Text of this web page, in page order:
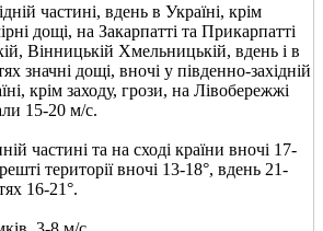
частині, вдень в Україні, крім
дощі, на Закарпатті та Прикарпатті
Вінницькій Хмельницькій, вдень і в
значні дощі, вночі у південно-західній
крім заходу, грози, на Лівобережжі
15-20 м/с.
частині та на сході країни вночі 17-
території вночі 13-18°, вдень 21-
16-21°.